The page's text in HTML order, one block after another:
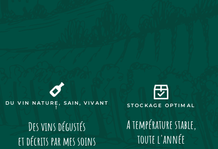
DU VIN NATURE, SAIN, VIVANT
!
Des vins dégustés
et décrits par mes soins
STOCKAGE OPTIMAL
A température stable,
toute l'année